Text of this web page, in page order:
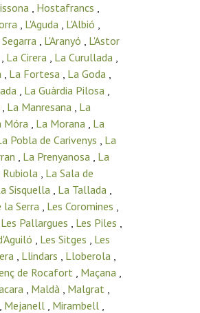
, Hostafrancs ,
, L'Aguda , L'Albió ,
, L'Aranyó , L'Astor
, La Cirera , La Curullada ,
, La Fortesa , La Goda ,
, La Guàrdia Pilosa ,
, La Manresana , La
Móra , La Morana , La
Pobla de Carivenys , La
, La Prenyanosa , La
Rubiola , La Sala de
Sisquella , La Tallada ,
la Serra , Les Coromines ,
Les Pallargues , Les Piles ,
, Les Sitges , Les
, Llindars , Lloberola ,
de Rocafort , Maçana ,
, Maldà , Malgrat ,
, Mejanell , Mirambell ,